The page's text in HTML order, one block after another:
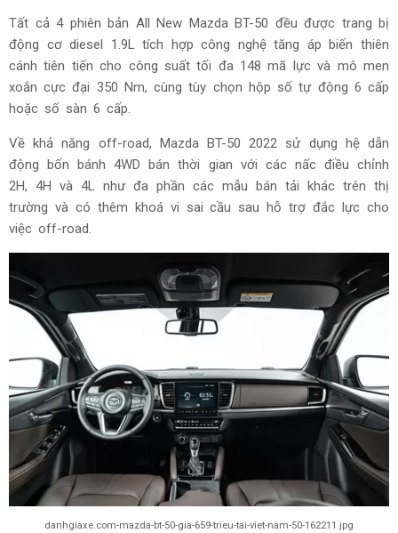
Tất cả 4 phiên bản All New Mazda BT-50 đều được trang bị
động cơ diesel 1.9L tích hợp công nghệ tăng áp biến thiên
cánh tiên tiến cho công suất tối đa 148 mã lực và mô men
xoắn cực đại 350 Nm, cùng tùy chọn hộp số tự động 6 cấp
hoặc số sàn 6 cấp.
Về khả năng off-road, Mazda BT-50 2022 sử dụng hệ dẫn
động bốn bánh 4WD bán thời gian với các nấc điều chỉnh
2H, 4H và 4L như đa phần các mẫu bán tải khác trên thị
trường và có thêm khoá vi sai cầu sau hỗ trợ đắc lực cho
việc off-road.
danhgiaxe.com-mazda-bt-50-gia-659-trieu-tai-viet-nam-50-162211.jpg